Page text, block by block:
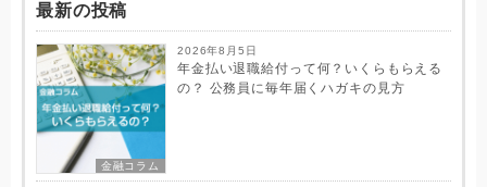
最新の投稿
金融コラム
2026年8月5日
年金払い退職給付って何？いくらもらえる
の？ 公務員に毎年届くハガキの見方